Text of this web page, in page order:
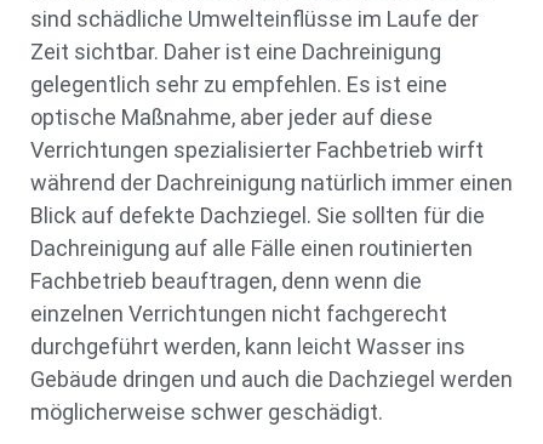
sind schädliche Umwelteinflüsse im Laufe der
Zeit sichtbar. Daher ist eine Dachreinigung
gelegentlich sehr zu empfehlen. Es ist eine
optische Maßnahme, aber jeder auf diese
Verrichtungen spezialisierter Fachbetrieb wirft
während der Dachreinigung natürlich immer einen
Blick auf defekte Dachziegel. Sie sollten für die
Dachreinigung auf alle Fälle einen routinierten
Fachbetrieb beauftragen, denn wenn die
einzelnen Verrichtungen nicht fachgerecht
durchgeführt werden, kann leicht Wasser ins
Gebäude dringen und auch die Dachziegel werden
möglicherweise schwer geschädigt.